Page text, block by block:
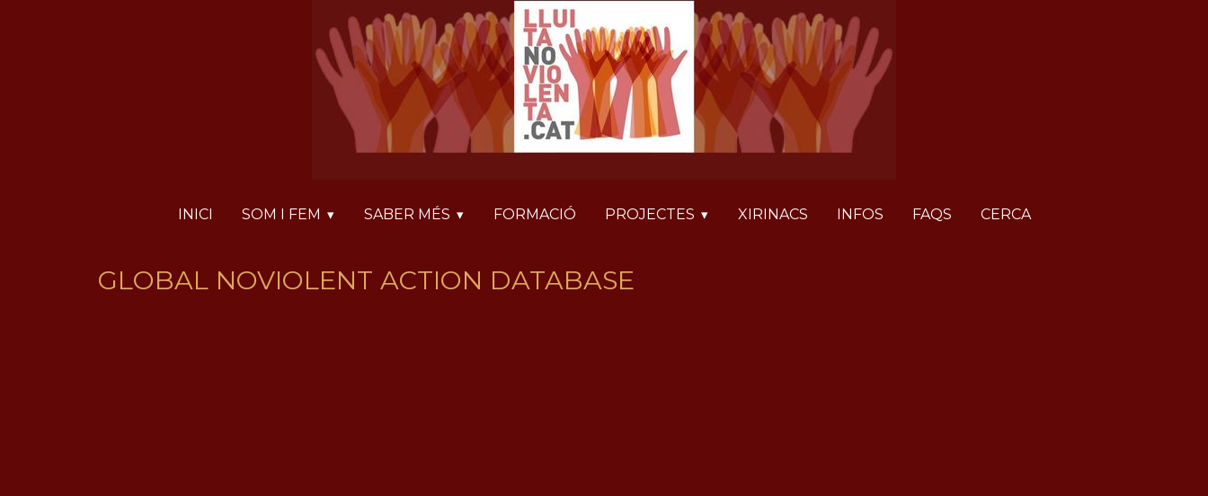
INICI SOM I FEM SABER MÉS FORMACIÓ PROJECTES XIRINACS INFOS FAQS CERCA
GLOBAL NOVIOLENT ACTION DATABASE